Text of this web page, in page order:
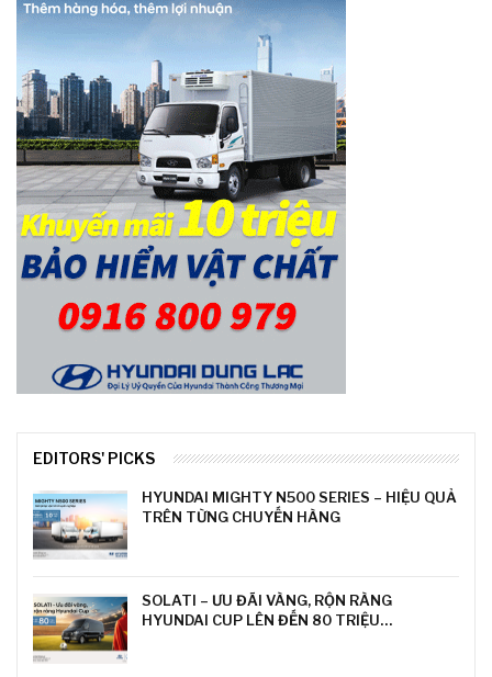
EDITORS' PICKS
HYUNDAI MIGHTY N500 SERIES – HIỆU QUẢ
TRÊN TỪNG CHUYẾN HÀNG
SOLATI – ƯU ĐÃI VÀNG, RỘN RÀNG
HYUNDAI CUP LÊN ĐẾN 80 TRIỆU…